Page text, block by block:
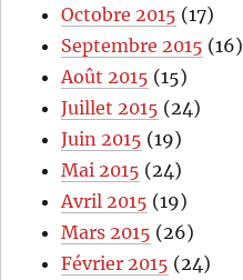
Octobre 2015 (17)
Septembre 2015 (16)
Août 2015 (15)
Juillet 2015 (24)
Juin 2015 (19)
Mai 2015 (24)
Avril 2015 (19)
Mars 2015 (26)
Février 2015 (24)